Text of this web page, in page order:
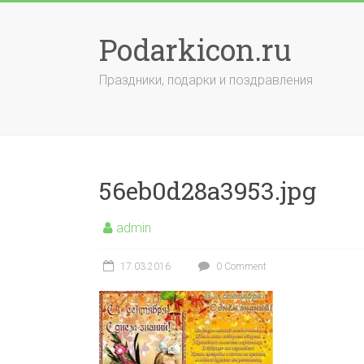
Podarkicon.ru
Праздники, подарки и поздравления
56eb0d28a3953.jpg
admin
17.03.2016 0 Comment